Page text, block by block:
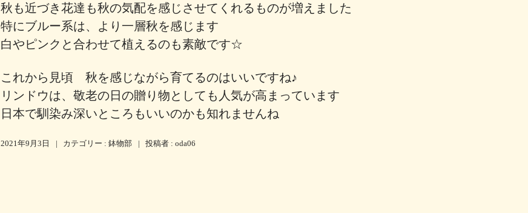
秋も近づき花達も秋の気配を感じさせてくれるものが増えました
特にブルー系は、より一層秋を感じます
白やピンクと合わせて植えるのも素敵です☆
これから見頃 秋を感じながら育てるのはいいですね♪
リンドウは、敬老の日の贈り物としても人気が高まっています
日本で馴染み深いところもいいのかも知れませんね
2021年9月3日 | カテゴリー : 鉢物部 | 投稿者 : oda06